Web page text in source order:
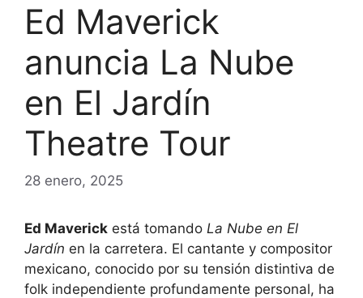
Ed Maverick
anuncia La Nube
en El Jardín
Theatre Tour
28 enero, 2025
Ed Maverick está tomando La Nube en El
Jardín en la carretera. El cantante y compositor
mexicano, conocido por su tensión distintiva de
folk independiente profundamente personal, ha